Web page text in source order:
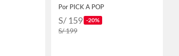
Por PICK A POP
S/ 159 -20%
S/ 199